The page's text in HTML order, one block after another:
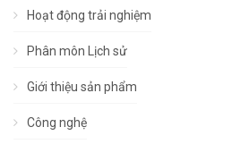
Hoạt động trải nghiệm
Phân môn Lịch sử
Giới thiệu sản phẩm
Công nghệ